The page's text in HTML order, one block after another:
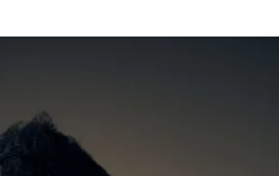
הפועל תל אביב